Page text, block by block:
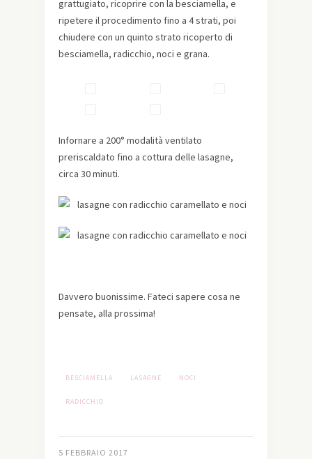
grattugiato, ricoprire con la besciamella, e
ripetere il procedimento fino a 4 strati, poi
chiudere con un quinto strato ricoperto di
besciamella, radicchio, noci e grana.
Infornare a 200° modalità ventilato
preriscaldato fino a cottura delle lasagne,
circa 30 minuti.
Davvero buonissime. Fateci sapere cosa ne
pensate, alla prossima!
BESCIAMELLA LASAGNE NOCI
RADICCHIO
5 FEBBRAIO 2017